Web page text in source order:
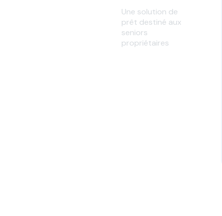
Une solution de
prêt destiné aux
seniors
propriétaires